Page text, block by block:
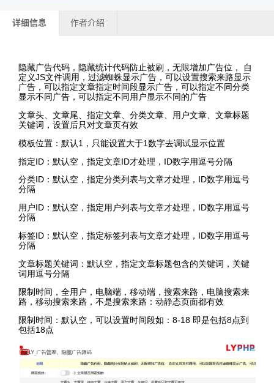
详细信息 作者介绍
隐藏广告代码，隐藏统计代码防止被刷，无限增加广告位， 自
定义JS文件调用，过滤蜘蛛显示广告，可以设置搜索来路显示
广告，可以指定文章指定时间段显示广告，可以指定不同分类
显示不同广告，可以指定不同用户显示不同的广告
文章头、文章尾、指定文章、分类文章、用户文章、文章标题
关键词，设置后只对文章页有效
模板位置：默认1，只能设置大于1数字去调试显示位置
指定ID：默认空，指定文章ID才处理，ID数字用逗号分隔
分类ID：默认空，指定分类列表与文章才处理，ID数字用逗号
分隔
用户ID：默认空，指定用户列表与文章才处理，ID数字用逗号
分隔
标签ID：默认空，指定标签列表与文章才处理，ID数字用逗号
分隔
文章标题关键词：默认空，指定文章标题包含的关键词，关键
词用逗号分隔
限制时间，全用户，电脑端，移动端，搜索来路，电脑搜索来
路，移动搜索来路，不是搜索来路：动静态页面都有效
限制时间：默认空，可以设置时间段如：8-18 即是包括8点到
包括18点